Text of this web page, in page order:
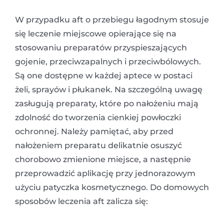
W przypadku aft o przebiegu łagodnym stosuje
się leczenie miejscowe opierające się na
stosowaniu preparatów przyspieszających
gojenie, przeciwzapalnych i przeciwbólowych.
Są one dostępne w każdej aptece w postaci
żeli, sprayów i płukanek. Na szczególną uwagę
zasługują preparaty, które po nałożeniu mają
zdolność do tworzenia cienkiej powłoczki
ochronnej. Należy pamiętać, aby przed
nałożeniem preparatu delikatnie osuszyć
chorobowo zmienione miejsce, a następnie
przeprowadzić aplikację przy jednorazowym
użyciu patyczka kosmetycznego. Do domowych
sposobów leczenia aft zalicza się: